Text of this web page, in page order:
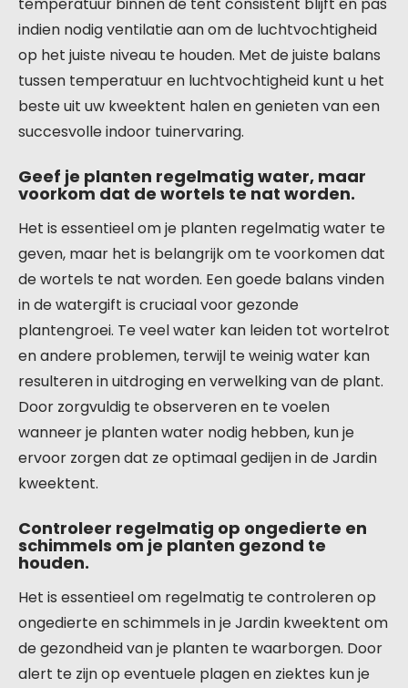
indien nodig ventilatie aan om de luchtvochtigheid
op het juiste niveau te houden. Met de juiste balans
tussen temperatuur en luchtvochtigheid kunt u het
beste uit uw kweektent halen en genieten van een
succesvolle indoor tuinervaring.
Geef je planten regelmatig water, maar
voorkom dat de wortels te nat worden.
Het is essentieel om je planten regelmatig water te
geven, maar het is belangrijk om te voorkomen dat
de wortels te nat worden. Een goede balans vinden
in de watergift is cruciaal voor gezonde
plantengroei. Te veel water kan leiden tot wortelrot
en andere problemen, terwijl te weinig water kan
resulteren in uitdroging en verwelking van de plant.
Door zorgvuldig te observeren en te voelen
wanneer je planten water nodig hebben, kun je
ervoor zorgen dat ze optimaal gedijen in de Jardin
kweektent.
Controleer regelmatig op ongedierte en
schimmels om je planten gezond te
houden.
Het is essentieel om regelmatig te controleren op
ongedierte en schimmels in je Jardin kweektent om
de gezondheid van je planten te waarborgen. Door
alert te zijn op eventuele plagen en ziektes kun je